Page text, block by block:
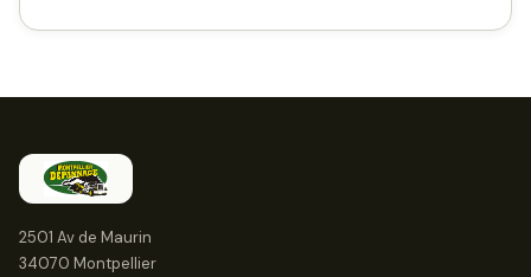
2501 Av de Maurin
34070 Montpellier